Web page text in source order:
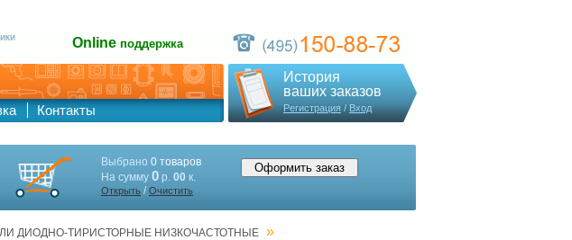
Online поддержка
Контакты
История
ваших заказов
Регистрация/Вход
Выбрано 0 товаров
На сумму 0 р. 00 к.
Открыть /Очистить
ДИОДНО-ТИРИСТОРНЫЕ НИЗКОЧАСТОТНЫЕ »